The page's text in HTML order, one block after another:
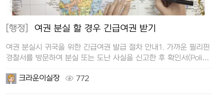
[행정] 여권 분실 할 경우 긴급여권 받기
여권 분실시 귀국을 위한 긴급여권 발급 절차 안내1. 가까운 필리핀
경찰서를 방문하여 분실 또는 도난 사실을 신고한 후 확인서(Police
크라운이실장
772